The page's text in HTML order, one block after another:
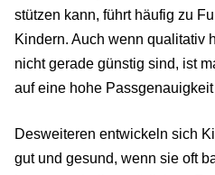
stützen kann, führt häufig zu
Kindern. Auch wenn qualitativ
nicht gerade günstig sind, ist
auf eine hohe
Desweiteren entwickeln sich
gut und gesund, wenn sie oft